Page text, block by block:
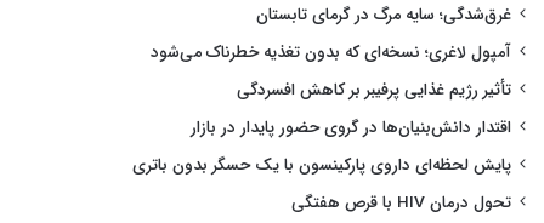
غرق‌شدگی؛ سایه مرگ در گرمای تابستان
آمپول لاغری؛ نسخه‌ای که بدون تغذیه خطرناک می‌شود
تأثیر رژیم غذایی پرفیبر بر کاهش افسردگی
اقتدار دانش‌بنیان‌ها در گروی حضور پایدار در بازار
پایش لحظه‌ای داروی پارکینسون با یک حسگر بدون باتری
تحول درمان HIV با قرص هفتگی